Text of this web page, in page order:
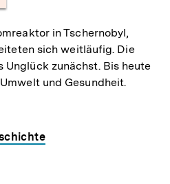
in Tschernobyl,
sich weitläufig. Die
Unglück zunächst. Bis heute
und Gesundheit.